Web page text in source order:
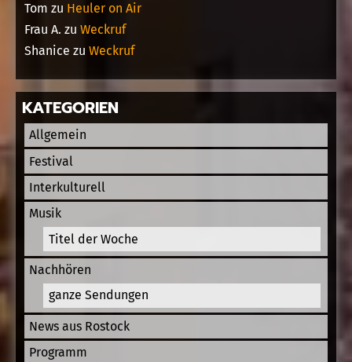
Tom zu Heuler on Air
Frau A. zu Weckruf
Shanice zu Weckruf
KATEGORIEN
Allgemein
Festival
Interkulturell
Musik
Titel der Woche
Nachhören
ganze Sendungen
News aus Rostock
Programm